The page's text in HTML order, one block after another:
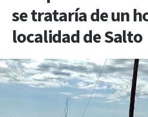
se trataría de un
localidad de Salto